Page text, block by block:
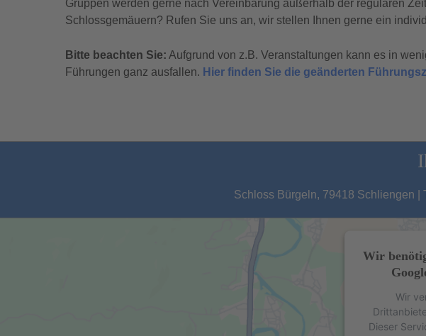
Gruppen werden gerne nach Vereinbarung außerhalb der regulären
Schlossgemäuern? Rufen Sie uns an, wir stellen Ihnen gerne ein
Bitte beachten Sie: Aufgrund von z.B. Veranstaltungen kann es in
Führungen ganz ausfallen. Hier finden Sie die geänderten
Schloss Bürgeln, 79418 Schliengen |
Wir
Wir
Dieser